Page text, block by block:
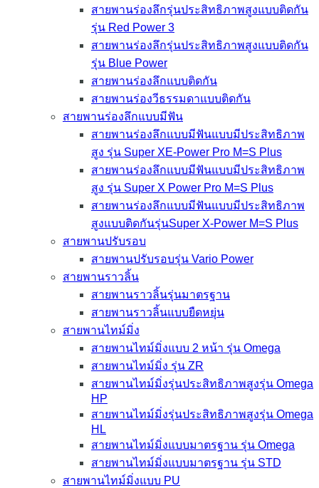
สายพานร่องลึกรุ่นประสิทธิภาพสูงแบบติดกัน
รุ่น Red Power 3
สายพานร่องลึกรุ่นประสิทธิภาพสูงแบบติดกัน
รุ่น Blue Power
สายพานร่องลึกแบบติดกัน
สายพานร่องวีธรรมดาแบบติดกัน
สายพานร่องลึกแบบมีฟัน
สายพานร่องลึกแบบมีฟันแบบมีประสิทธิภาพ
สูง รุ่น Super XE-Power Pro M=S Plus
สายพานร่องลึกแบบมีฟันแบบมีประสิทธิภาพ
สูง รุ่น Super X Power Pro M=S Plus
สายพานร่องลึกแบบมีฟันแบบมีประสิทธิภาพ
สูงแบบติดกันรุ่นSuper X-Power M=S Plus
สายพานปรับรอบ
สายพานปรับรอบรุ่น Vario Power
สายพานราวลิ้น
สายพานราวลิ้นรุ่นมาตรฐาน
สายพานราวลิ้นแบบยืดหยุ่น
สายพานไทม์มิ่ง
สายพานไทม์มิ่งแบบ 2 หน้า รุ่น Omega
สายพานไทม์มิ่ง รุ่น ZR
สายพานไทม์มิ่งรุ่นประสิทธิภาพสูงรุ่น Omega
HP
สายพานไทม์มิ่งรุ่นประสิทธิภาพสูงรุ่น Omega
HL
สายพานไทม์มิ่งแบบมาตรฐาน รุ่น Omega
สายพานไทม์มิ่งแบบมาตรฐาน รุ่น STD
สายพานไทม์มิ่งแบบ PU